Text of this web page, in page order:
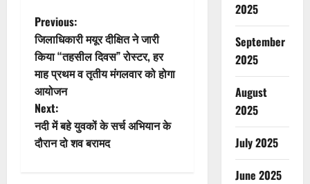
P
o
s
t
n
Previous:
जिलाधिकारी मयूर दीक्षित ने जारी
किया “तहसील दिवस” रोस्टर, हर
माह प्रथम व तृतीय मंगलवार को होगा
आयोजन
Next:
नदी में बहे युवकों के सर्च अभियान के
दौरान दो शव बरामद
2025
September
2025
August
2025
July 2025
June 2025